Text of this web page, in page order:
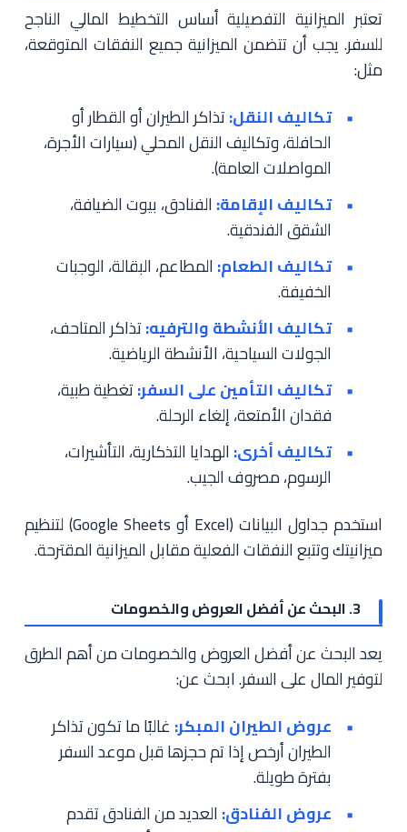
تعتبر الميزانية التفصيلية أساس التخطيط المالي الناجح
للسفر. يجب أن تتضمن الميزانية جميع النفقات المتوقعة،
مثل:
تكاليف النقل:تذاكر الطيران أو القطار أو
الحافلة، وتكاليف النقل المحلي (سيارات الأجرة،
المواصلات العامة).
تكاليف الإقامة: الفنادق، بيوت الضيافة،
الشقق الفندقية.
تكاليف الطعام: المطاعم، البقالة، الوجبات
الخفيفة.
تكاليف الأنشطة والترفيه:تذاكر المتاحف،
الجولات السياحية، الأنشطة الرياضية.
تكاليف التأمين على السفر:تغطية طبية،
فقدان الأمتعة، إلغاء الرحلة.
تكاليف أخرى: الهدايا التذكارية، التأشيرات،
الرسوم، مصروف الجيب.
استخدم جداول البيانات (Excel أو Google Sheets) لتنظيم
ميزانيتك وتتبع النفقات الفعلية مقابل الميزانية المقترحة.
3. البحث عن أفضل العروض والخصومات
يعد البحث عن أفضل العروض والخصومات من أهم الطرق
لتوفير المال على السفر. ابحث عن:
عروض الطيران المبكر: غالبًا ما تكون تذاكر
الطيران أرخص إذا تم حجزها قبل موعد السفر
بفترة طويلة.
عروض الفنادق: العديد من الفنادق تقدم